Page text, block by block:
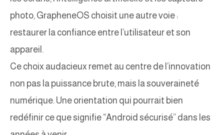
photo, GrapheneOS choisit une autre voie :
restaurer la confiance entre l’utilisateur et son
appareil.
Ce choix audacieux remet au centre de l’innovation
non pas la puissance brute, mais la souveraineté
numérique. Une orientation qui pourrait bien
redéfinir ce que signifie “Android sécurisé” dans les